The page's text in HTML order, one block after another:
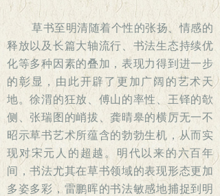
草书至明清随着个性的张扬、情感的
释放以及长篇大轴流行、书法生态持续优
化等多种因素的叠加，表现力得到进一步
的彰显，由此开辟了更加广阔的艺术天
地。徐渭的狂放、傅山的率性、王铎的欹
侧、张瑞图的峭拔、龚晴皋的横厉无一不
昭示草书艺术所蕴含的勃勃生机，从而实
现对宋元人的超越。明代以来的六百年
间，书法尤其在草书领域的表现形态更加
多姿多彩，雷鹏晖的书法敏感地捕捉到明